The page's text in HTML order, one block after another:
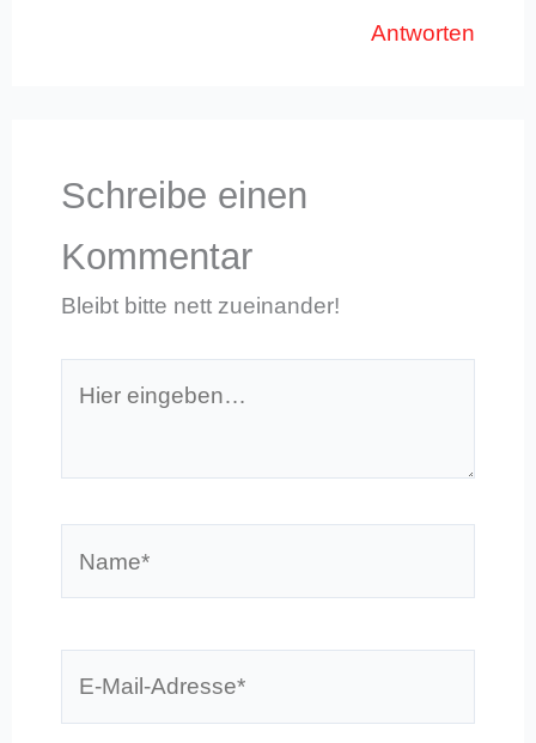
Antworten
Schreibe einen
Kommentar
Bleibt bitte nett zueinander!
eingeben…